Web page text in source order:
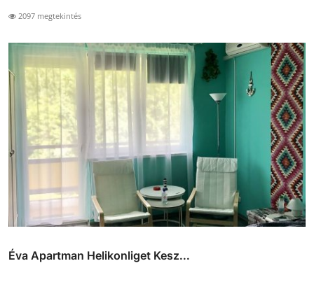
2097 megtekintés
Éva Apartman Helikonliget Kesz...